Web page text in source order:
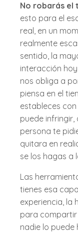
No robarás el
esto para el
real, en un
realmente
sentido, la
interacción
nos obliga a
piensa en el
estableces
puede
persona te
quitara en
se los hagas a
Las
tienes esa
experiencia, la
para
nadie lo puede